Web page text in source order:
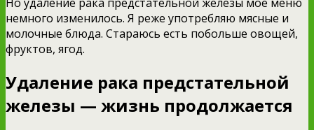
немного изменилось. Я реже употребляю мясные и
молочные блюда. Стараюсь есть побольше овощей,
фруктов, ягод.
Удаление рака предстательной
железы — жизнь продолжается